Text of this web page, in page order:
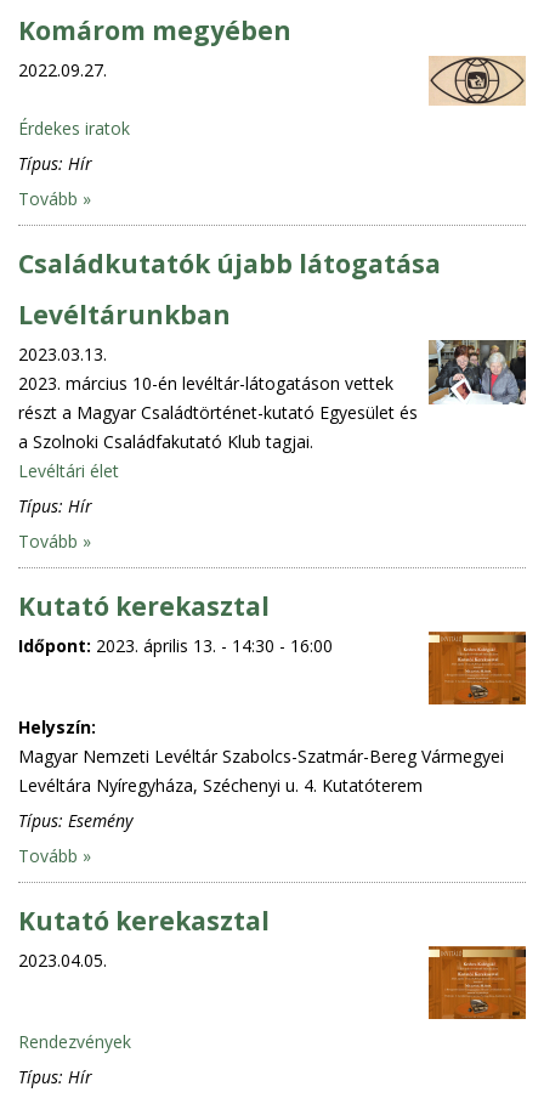
Komárom megyében
2022.09.27.
Érdekes iratok
Típus: Hír
Tovább »
Családkutatók újabb látogatása
Levéltárunkban
2023.03.13.
2023. március 10-én levéltár-látogatáson vettek
részt a Magyar Családtörténet-kutató Egyesület és
a Szolnoki Családfakutató Klub tagjai.
Levéltári élet
Típus: Hír
Tovább »
Kutató kerekasztal
Időpont: 2023. április 13. - 14:30 - 16:00
Helyszín:
Magyar Nemzeti Levéltár Szabolcs-Szatmár-Bereg Vármegyei
Levéltára Nyíregyháza, Széchenyi u. 4. Kutatóterem
Típus: Esemény
Tovább »
Kutató kerekasztal
2023.04.05.
Rendezvények
Típus: Hír